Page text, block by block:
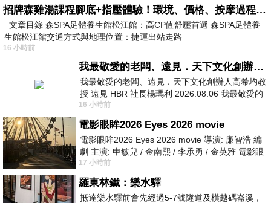
招牌森雞湯課程腳底+指壓體驗！環境、價格、按摩過程全紀錄，森SPA足體養生館松江館最新價格表
文章目錄 森SPA足體養生館松江館：高CP值舒壓首選 森SPA足體養
生館松江館交通方式與地理位置：捷運出站走路
16 小時前
我最敬愛的老闆、遠見．天下文化創辦人高希均教授
我最敬愛的老闆、遠見．天下文化創辦人高希均教
授 遠見 HBR 社長楊瑪利 2026.08.06 我最敬愛的
老闆、遠見．天下文化創辦人高希均教
16 小時前
電影眼眸2026 Eyes 2026 movie
電影眼眸2026 Eyes 2026 movie 導演: 廉智浩 編
劇 主演: 申敏兒 / 金南熙 / 李承勇 / 金英雅 電影眼
眸2026描述攝影師徐珍因遺
17 小時前
羅東林鐵：樂水驛
抵達樂水驛前會先經過5-7號隧道及橫越碼崙溪，